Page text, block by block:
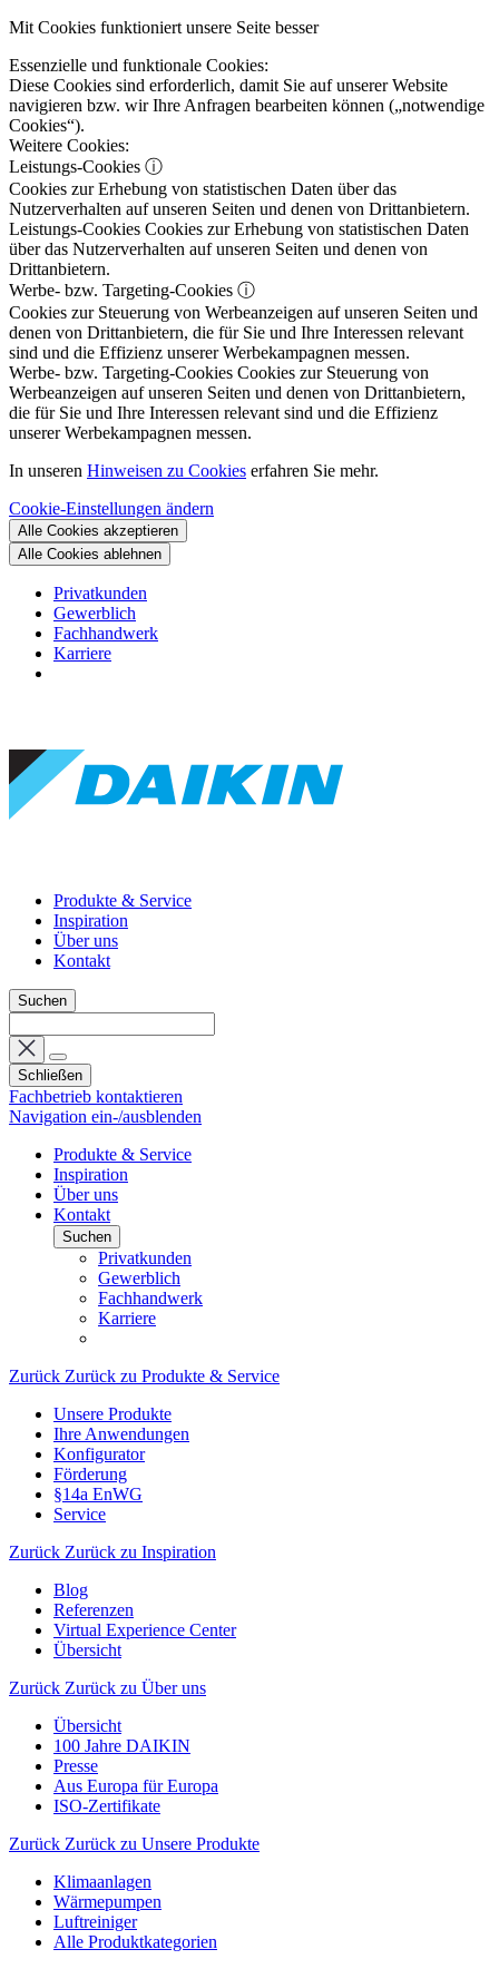
Mit Cookies funktioniert unsere Seite besser
Essenzielle und funktionale Cookies:
Diese Cookies sind erforderlich, damit Sie auf unserer Website
navigieren bzw. wir Ihre Anfragen bearbeiten können („notwendige
Cookies“).
Weitere Cookies:
Leistungs-Cookies ⓘ
Cookies zur Erhebung von statistischen Daten über das
Nutzerverhalten auf unseren Seiten und denen von Drittanbietern.
Leistungs-Cookies Cookies zur Erhebung von statistischen Daten
über das Nutzerverhalten auf unseren Seiten und denen von
Drittanbietern.
Werbe- bzw. Targeting-Cookies ⓘ
Cookies zur Steuerung von Werbeanzeigen auf unseren Seiten und
denen von Drittanbietern, die für Sie und Ihre Interessen relevant
sind und die Effizienz unserer Werbekampagnen messen.
Werbe- bzw. Targeting-Cookies Cookies zur Steuerung von
Werbeanzeigen auf unseren Seiten und denen von Drittanbietern,
die für Sie und Ihre Interessen relevant sind und die Effizienz
unserer Werbekampagnen messen.
In unseren Hinweisen zu Cookies erfahren Sie mehr.
Cookie-Einstellungen ändern
Alle Cookies akzeptieren
Alle Cookies ablehnen
Privatkunden
Gewerblich
Fachhandwerk
Karriere
Produkte & Service
Inspiration
Über uns
Kontakt
Suchen
Schließen
Fachbetrieb kontaktieren
Navigation ein-/ausblenden
Produkte & Service
Inspiration
Über uns
Kontakt
Suchen
Privatkunden
Gewerblich
Fachhandwerk
Karriere
Zurück Zurück zu Produkte & Service
Unsere Produkte
Ihre Anwendungen
Konfigurator
Förderung
§14a EnWG
Service
Zurück Zurück zu Inspiration
Blog
Referenzen
Virtual Experience Center
Übersicht
Zurück Zurück zu Über uns
Übersicht
100 Jahre DAIKIN
Presse
Aus Europa für Europa
ISO-Zertifikate
Zurück Zurück zu Unsere Produkte
Klimaanlagen
Wärmepumpen
Luftreiniger
Alle Produktkategorien